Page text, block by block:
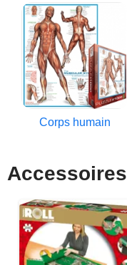
Corps humain
Accessoires